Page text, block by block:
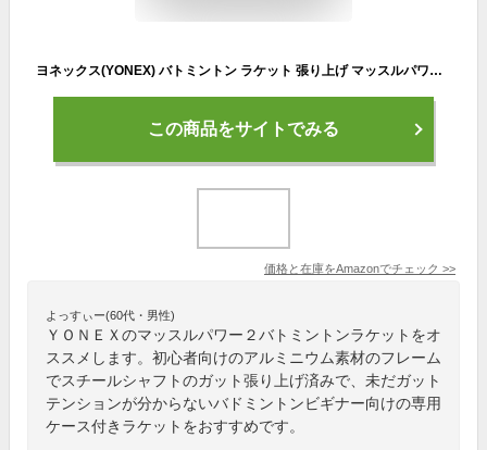
ヨネックス(YONEX) バトミントン ラケット 張り上げ マッスルパワー ホワイト/レッド(114) G4 MP2
この商品をサイトでみる
価格と在庫をAmazonでチェック >>
よっすぃー(60代・男性)
ＹＯＮＥＸのマッスルパワー２バトミントンラケットをオ
ススメします。初心者向けのアルミニウム素材のフレーム
でスチールシャフトのガット張り上げ済みで、未だガット
テンションが分からないバドミントンビギナー向けの専用
ケース付きラケットをおすすめです。